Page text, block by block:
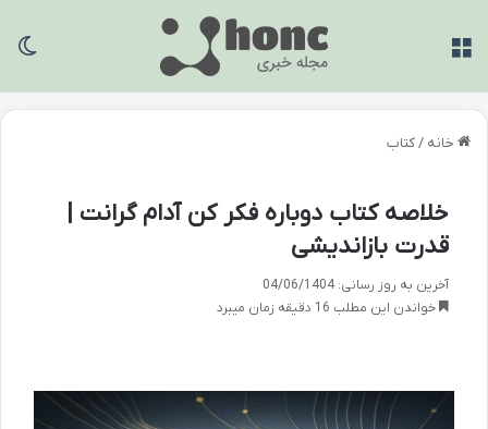
خانه /کتاب
خلاصه کتاب دوباره فکر کن آدام گرانت |
قدرت بازاندیشی
آخرین به روز رسانی: 04/06/1404
خواندن این مطلب 16 دقیقه زمان میبرد